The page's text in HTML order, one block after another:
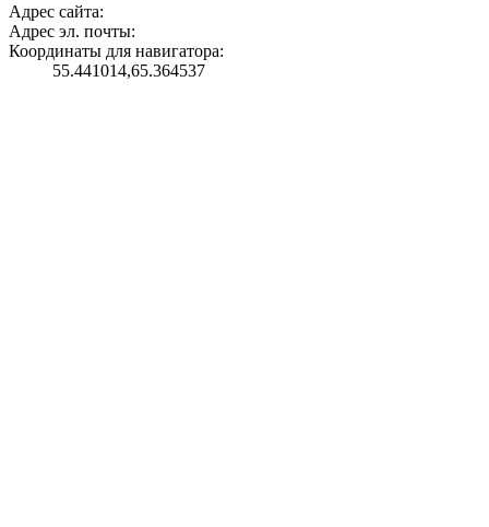
Адрес сайта:
Адрес эл. почты:
Координаты для навигатора:
55.441014,65.364537